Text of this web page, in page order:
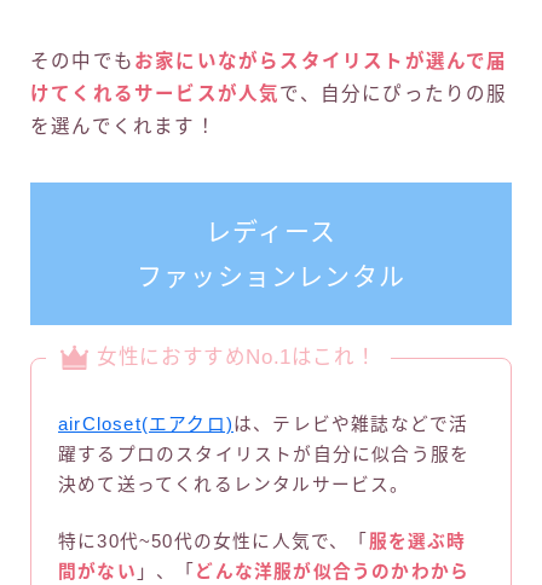
その中でも お家にいながらスタイリストが選んで届
けてくれるサービスが人気で、自分にぴったりの服
を選んでくれます！
レディース
ファッションレンタル
女性におすすめNo.1はこれ！
airCloset(エアクロ)は、テレビや雑誌などで活
躍するプロのスタイリストが自分に似合う服を
決めて送ってくれるレンタルサービス。
特に30代~50代の女性に人気で、「 服を選ぶ時
間がない 」、「 どんな洋服が似合うのかわから